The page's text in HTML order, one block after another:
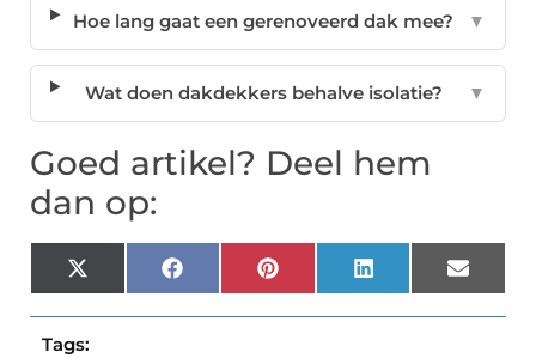
Hoe lang gaat een gerenoveerd dak mee? ▼
Wat doen dakdekkers behalve isolatie? ▼
Goed artikel? Deel hem
dan op:
X
(Twitter)
FacebookPinterest LinkedIn Email
Tags: